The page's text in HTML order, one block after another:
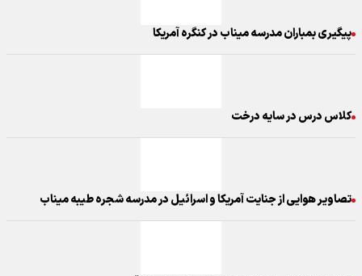
پیگیری بمباران مدرسه‌ میناب در کنگره آمریکا
کلاس درس در سایه درخت
تصاویر هوایی از جنایت آمریکا و اسرائیل در مدرسه شجره طیبه میناب